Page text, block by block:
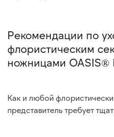
Рекомендации по
флористическим
ножницами OASIS®
Как и любой
представитель требует